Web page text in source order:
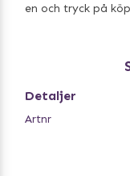
en och tryck på
Detaljer
Artnr